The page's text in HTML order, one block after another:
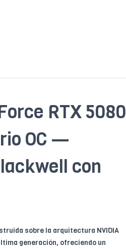
RTX 5080
OC —
con
sobre la arquitectura NVIDIA
generación, ofreciendo un